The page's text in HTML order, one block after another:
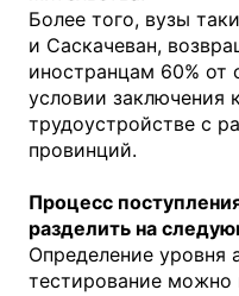
Более того, вузы
и Саскачеван,
иностранцам 60% от
условии заключения
трудоустройстве с
провинций.
Процесс
разделить на
Определение уровня
тестирование можно